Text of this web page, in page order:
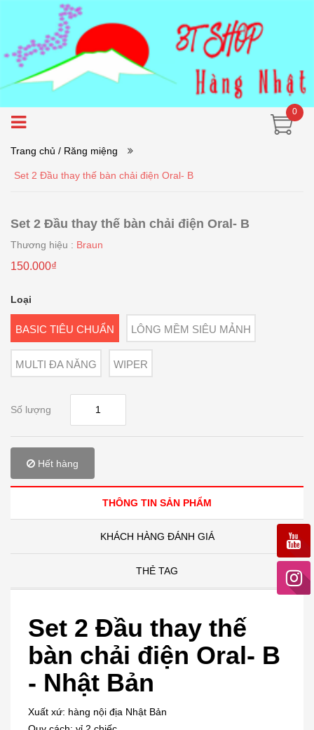
0
Trang chủ / Răng miệng
Set 2 Đầu thay thế bàn chải điện Oral- B
Set 2 Đầu thay thế bàn chải điện Oral- B
Thương hiệu : Braun
150.000₫
Loại
BASIC TIÊU CHUẨN LÔNG MỀM SIÊU MẢNH
MULTI ĐA NĂNG WIPER
Số lượng
Hết hàng
THÔNG TIN SẢN PHẨM
KHÁCH HÀNG ĐÁNH GIÁ
THẺ TAG
Set 2 Đầu thay thế
bàn chải điện Oral- B
- Nhật Bản
Xuất xứ: hàng nội địa Nhật Bản